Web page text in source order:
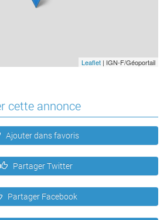
Leaflet | IGN-F/Géoportail
cette annonce
Ajouter dans favoris
Partager Twitter
Partager Facebook